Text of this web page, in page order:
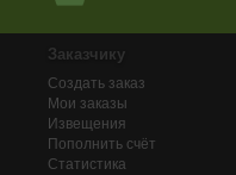
Заказчику
Создать заказ
Мои заказы
Извещения
Пополнить счёт
Статистика